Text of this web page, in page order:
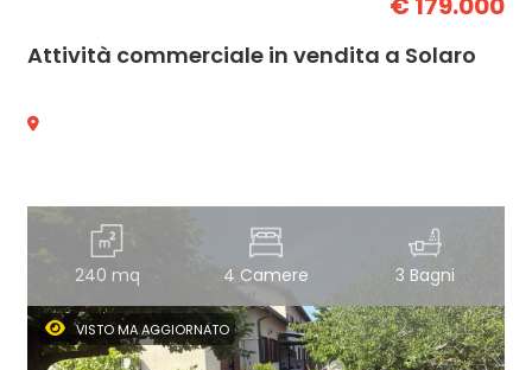
Attività commerciale in vendita a Solaro
240 mq 4 Camere 3 Bagni
VISTO MA AGGIORNATO